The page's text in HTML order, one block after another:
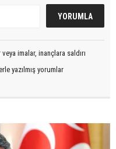
imalar, inançlara saldırı
yazılmış yorumlar